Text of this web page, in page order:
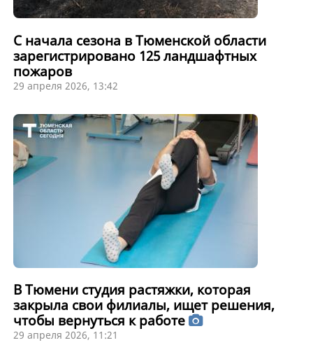
С начала сезона в Тюменской области
зарегистрировано 125 ландшафтных
пожаров
29 апреля 2026, 13:42
В Тюмени студия растяжки, которая
закрыла свои филиалы, ищет решения,
чтобы вернуться к работе
29 апреля 2026, 11:21